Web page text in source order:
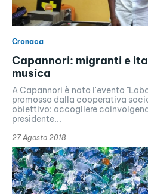
Cronaca
Capannori: migranti e
musica
A Capannori è nato l'evento
promosso dalla cooperativa
obiettivo: accogliere
presidente...
27 Agosto 2018